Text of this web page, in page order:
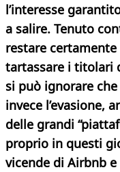
l’interesse
a salire. Tenuto
restare
tartassare i titolari
si può ignorare
invece l’evasione,
delle grandi
proprio in questi
vicende di Airbnb